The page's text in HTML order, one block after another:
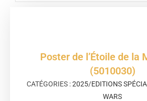
Poster de l’Étoile de la
(5010030)
CATÉGORIES :2025/EDITIONS
WARS